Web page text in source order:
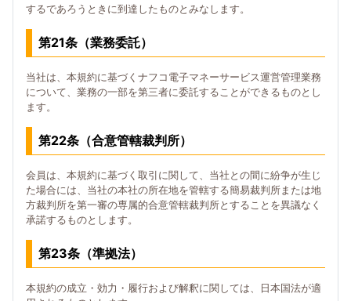
するであろうときに到達したものとみなします。
第21条（業務委託）
当社は、本規約に基づくナフコ電子マネーサービス運営管理業務
について、業務の一部を第三者に委託することができるものとし
ます。
第22条（合意管轄裁判所）
会員は、本規約に基づく取引に関して、当社との間に紛争が生じ
た場合には、当社の本社の所在地を管轄する簡易裁判所または地
方裁判所を第一審の専属的合意管轄裁判所とすることを異議なく
承諾するものとします。
第23条（準拠法）
本規約の成立・効力・履行および解釈に関しては、日本国法が適